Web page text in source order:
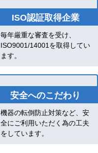
ISO認証取得企業
毎年厳重な審査を受け、
ISO9001/14001を取得してい
ます。
安全へのこだわり
機器の転倒防止対策など、安
全にご利用いただく為の工夫
をしています。